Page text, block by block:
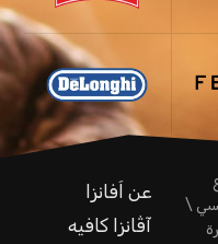
\
عن اَفانزا
آڤانزا كافيه